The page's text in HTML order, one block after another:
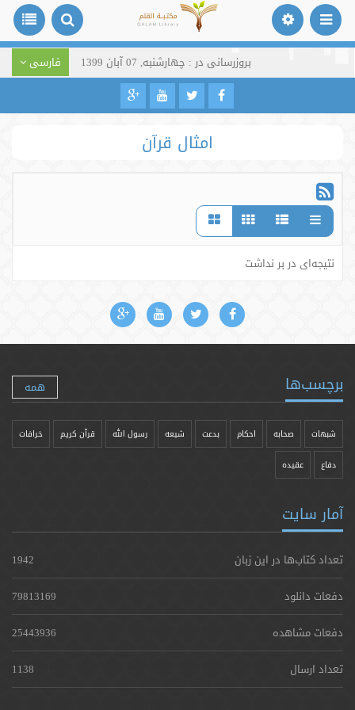
بروزرسانی در : چهارشنبه, 07 آبان 1399 فارسی
امثال قرآن
نتیجه‌ای در بر نداشت
برچسب‌ها همه
شبهات صحابه احکام بدعت شیعه رسول الله قرآن کریم خرافات
دفاع عقیده
آمار سایت
تعداد کتاب‌ها در این زبان
1942
دفعات دانلود
79813169
دفعات مشاهده
25443936
تعداد ارسال
1138